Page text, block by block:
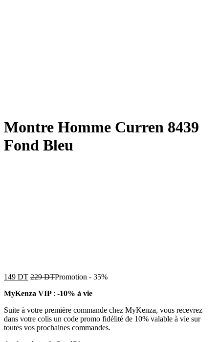
Montre Homme Curren 8439
Fond Bleu
149 DT 229DTPromotion - 35%
MyKenza VIP : -10% à vie
Suite à votre première commande chez MyKenza, vous recevrez
dans votre colis un code promo fidélité de 10% valable à vie sur
toutes vos prochaines commandes.